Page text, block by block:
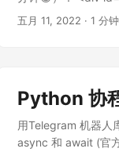
numpy as np x =
五月 11, 2022 · 1 分钟
Python 协
用Telegram 机器人
async 和 await (官